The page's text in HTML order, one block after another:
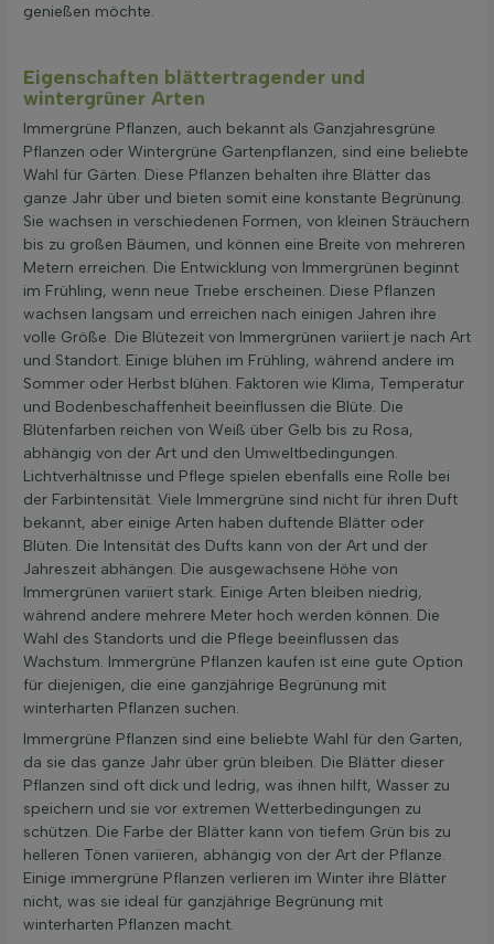
genießen möchte.
Eigenschaften blättertragender und
wintergrüner Arten
Immergrüne Pflanzen, auch bekannt als Ganzjahresgrüne
Pflanzen oder Wintergrüne Gartenpflanzen, sind eine beliebte
Wahl für Gärten. Diese Pflanzen behalten ihre Blätter das
ganze Jahr über und bieten somit eine konstante Begrünung.
Sie wachsen in verschiedenen Formen, von kleinen Sträuchern
bis zu großen Bäumen, und können eine Breite von mehreren
Metern erreichen. Die Entwicklung von Immergrünen beginnt
im Frühling, wenn neue Triebe erscheinen. Diese Pflanzen
wachsen langsam und erreichen nach einigen Jahren ihre
volle Größe. Die Blütezeit von Immergrünen variiert je nach Art
und Standort. Einige blühen im Frühling, während andere im
Sommer oder Herbst blühen. Faktoren wie Klima, Temperatur
und Bodenbeschaffenheit beeinflussen die Blüte. Die
Blütenfarben reichen von Weiß über Gelb bis zu Rosa,
abhängig von der Art und den Umweltbedingungen.
Lichtverhältnisse und Pflege spielen ebenfalls eine Rolle bei
der Farbintensität. Viele Immergrüne sind nicht für ihren Duft
bekannt, aber einige Arten haben duftende Blätter oder
Blüten. Die Intensität des Dufts kann von der Art und der
Jahreszeit abhängen. Die ausgewachsene Höhe von
Immergrünen variiert stark. Einige Arten bleiben niedrig,
während andere mehrere Meter hoch werden können. Die
Wahl des Standorts und die Pflege beeinflussen das
Wachstum. Immergrüne Pflanzen kaufen ist eine gute Option
für diejenigen, die eine ganzjährige Begrünung mit
winterharten Pflanzen suchen.
Immergrüne Pflanzen sind eine beliebte Wahl für den Garten,
da sie das ganze Jahr über grün bleiben. Die Blätter dieser
Pflanzen sind oft dick und ledrig, was ihnen hilft, Wasser zu
speichern und sie vor extremen Wetterbedingungen zu
schützen. Die Farbe der Blätter kann von tiefem Grün bis zu
helleren Tönen variieren, abhängig von der Art der Pflanze.
Einige immergrüne Pflanzen verlieren im Winter ihre Blätter
nicht, was sie ideal für ganzjährige Begrünung mit
winterharten Pflanzen macht.